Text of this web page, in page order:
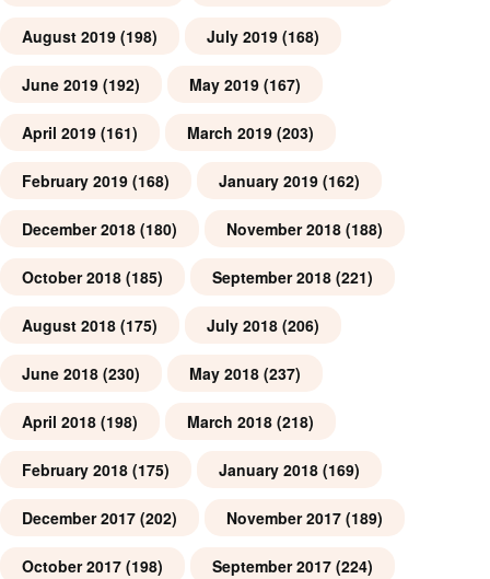
August 2019 (198) July 2019 (168)
June 2019 (192) May 2019 (167)
April 2019 (161) March 2019 (203)
February 2019 (168) January 2019 (162)
December 2018 (180) November 2018 (188)
October 2018 (185) September 2018 (221)
August 2018 (175) July 2018 (206)
June 2018 (230) May 2018 (237)
April 2018 (198) March 2018 (218)
February 2018 (175) January 2018 (169)
December 2017 (202) November 2017 (189)
October 2017 (198) September 2017 (224)